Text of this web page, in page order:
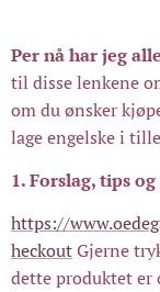
Per nå har jeg
til disse lenkene
om du ønsker
lage engelske i
1. Forslag, tips
https://
heckoutGjerne
dette produktet er